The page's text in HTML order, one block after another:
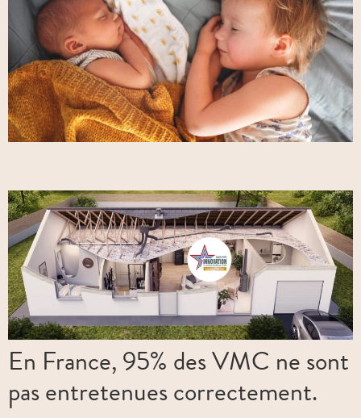
En France, 95% des VMC ne sont
pas entretenues correctement.